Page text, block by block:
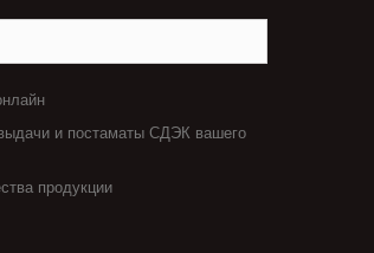
и постаматы СДЭК вашего
продукции